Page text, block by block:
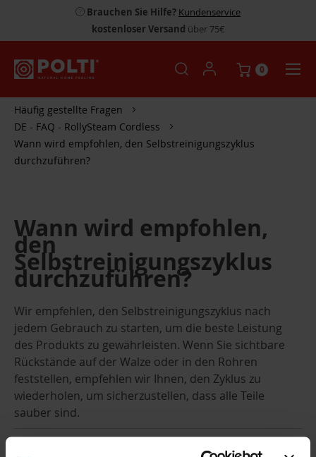
Brauchen Sie Hilfe? Kundenservice
kostenloser Versand über 75€
0
Häufig gestellte Fragen
DE - FAQ - RollySteam Cordless
Wann wird empfohlen, den Selbstreinigungszyklus
durchzuführen?
Wann wird empfohlen,
den
Selbstreinigungszyklus
durchzuführen?
Wir empfehlen, den Selbstreinigungszyklus nach
jedem Gebrauch zu starten, um die beste Leistung
des Produkts zu gewährleisten. Wenn Sie sichtbare
Rückstände auf der Walze oder in den Rohren
feststellen, empfehlen wir Ihnen, den Zyklus zu
wiederholen, um sicherzustellen, dass alle Teile
sauber sind.